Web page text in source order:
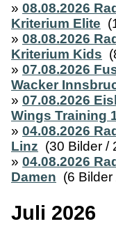
» 08.08.2026
Kriterium Elite
» 08.08.2026
Kriterium Kids
» 07.08.2026
Wacker
» 07.08.2026
Wings Training
» 04.08.2026
Linz (30 Bilder /
» 04.08.2026
Damen (6
Juli 2026